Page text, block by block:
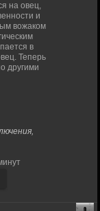
на овец,
и
вожаком
в
Теперь
другими